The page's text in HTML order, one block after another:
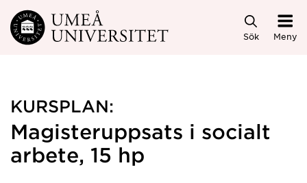
Hoppa direkt till innehållet
Sök Meny
KURSPLAN:
Magisteruppsats i socialt
arbete, 15 hp